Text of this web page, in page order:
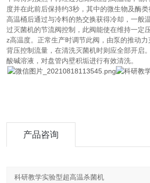
度并在此前后保持约3秒，其中的微生物及酶
高温桶后通过与冷料的热交换获得冷却，一般
过灭菌机的节流阀控制，此阀能使在维持一定
z高温度。正常生产时调节此阀，由泵的推动
背压控制流量，在清洗灭菌机时则应全部开启
酸碱溶液，对盘管内壁积垢进行有效清洗。
产品咨询